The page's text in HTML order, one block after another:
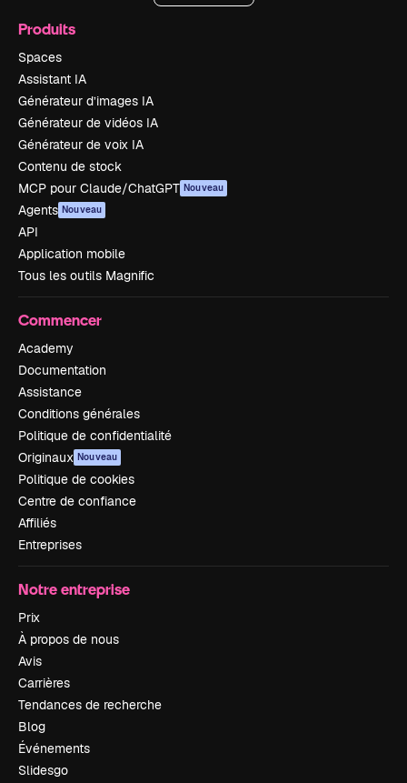
Produits
Spaces
Assistant IA
Générateur d’images IA
Générateur de vidéos IA
Générateur de voix IA
Contenu de stock
MCP pour Claude/ChatGPT Nouveau
Agents Nouveau
API
Application mobile
Tous les outils Magnific
Commencer
Academy
Documentation
Assistance
Conditions générales
Politique de confidentialité
Originaux Nouveau
Politique de cookies
Centre de confiance
Affiliés
Entreprises
Notre entreprise
Prix
À propos de nous
Avis
Carrières
Tendances de recherche
Blog
Événements
Slidesgo